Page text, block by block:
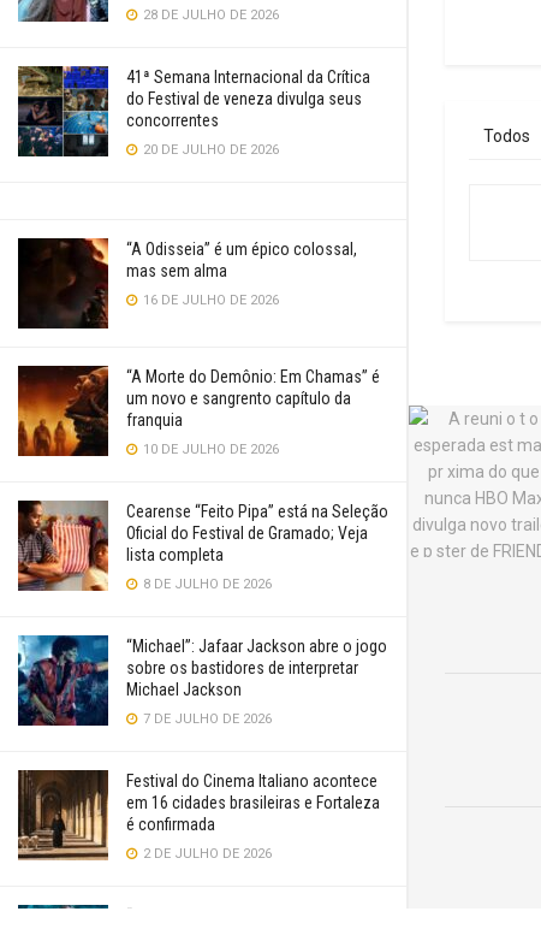
28 DE JULHO DE 2026
41ª Semana Internacional da Crítica
do Festival de veneza divulga seus
concorrentes
20 DE JULHO DE 2026
“A Odisseia” é um épico colossal,
mas sem alma
16 DE JULHO DE 2026
“A Morte do Demônio: Em Chamas” é
um novo e sangrento capítulo da
franquia
10 DE JULHO DE 2026
Cearense “Feito Pipa” está na Seleção
Oficial do Festival de Gramado; Veja
lista completa
8 DE JULHO DE 2026
“Michael”: Jafaar Jackson abre o jogo
sobre os bastidores de interpretar
Michael Jackson
7 DE JULHO DE 2026
Festival do Cinema Italiano acontece
em 16 cidades brasileiras e Fortaleza
é confirmada
2 DE JULHO DE 2026
Todos